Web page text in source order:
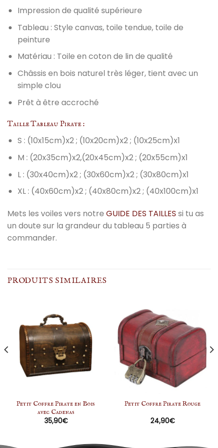
Impression de qualité supérieure
Tableau : Style canvas, toile tendue, toile de
peinture
Matériau : Toile en coton de lin de qualité
Châssis en bois naturel très léger, tient avec un
simple clou
Prêt à être accroché
Taille Tableau Pirate :
S : (10x15cm)x2 ; (10x20cm)x2 ; (10x25cm)x1
M : (20x35cm)x2,(20x45cm)x2 ; (20x55cm)x1
L : (30x40cm)x2 ; (30x60cm)x2 ; (30x80cm)x1
XL : (40x60cm)x2 ; (40x80cm)x2 ; (40x100cm)x1
Mets les voiles vers notre GUIDE DES TAILLES si tu as
un doute sur la grandeur du tableau 5 parties à
commander.
PRODUITS SIMILAIRES
Petit Coffre Pirate en Bois
avec Cadenas
35,90€
Petit Coffre Pirate Rouge
24,90€